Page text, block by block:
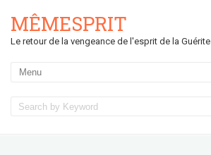
MÊMESPRIT
Le retour de la vengeance de l'esprit de la Guérite